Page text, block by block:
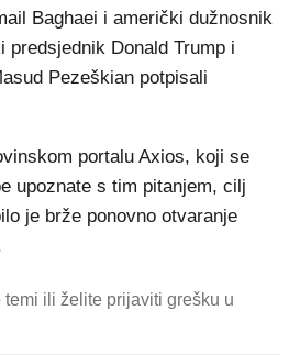
Baghaei i američki dužnosnik
predsjednik Donald Trump i
Pezeškian potpisali
portalu Axios, koji se
upoznate s tim pitanjem, cilj
je brže ponovno otvaranje
ili želite prijaviti grešku u